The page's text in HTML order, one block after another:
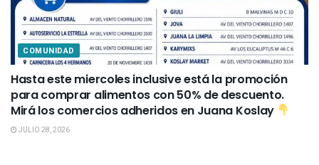
COMUNIDAD
Hasta este miercoles inclusive está la promoción
para comprar alimentos con 50% de descuento.
Mirá los comercios adheridos en Juana Koslay
JULIO 28, 2026